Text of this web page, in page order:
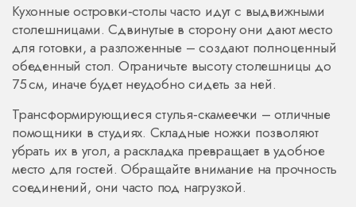
Кухонные островки‑столы часто идут с выдвижными
столешницами. Сдвинутые в сторону они дают место
для готовки, а разложенные – создают полноценный
обеденный стол. Ограничьте высоту столешницы до
75 см, иначе будет неудобно сидеть за ней.
Трансформирующиеся стулья‑скамеечки – отличные
помощники в студиях. Складные ножки позволяют
убрать их в угол, а раскладка превращает в удобное
место для гостей. Обращайте внимание на прочность
соединений, они часто под нагрузкой.